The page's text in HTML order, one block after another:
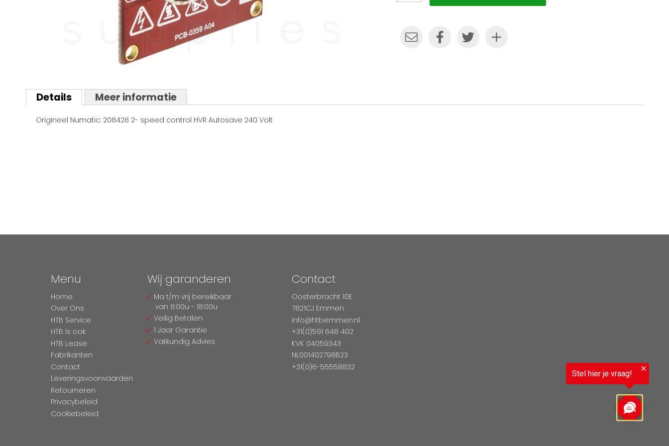
naar
het
van
Details
Origineel Numatic: 208428 2- speed control HVR Autosave 240 Volt
Meer informatie
Menu
Home
Over Ons
HTB Service
HTB Is ook
HTB Lease
Fabrikanten
Contact
Leveringsvoorwaarden
Retourneren
Privacybeleid
Cookiebeleid
Wij garanderen
Ma t/m vrij bereikbaar
van 8:00u - 18:00u
Veilig Betalen
1 Jaar Garantie
Vakkundig Advies
Contact
Oosterbracht 10E
7821CJ Emmen
info@htbemmen.nl
+31(0)591 648 402
KVK 04059343
NL001402798B23
+31(0)6-55558832